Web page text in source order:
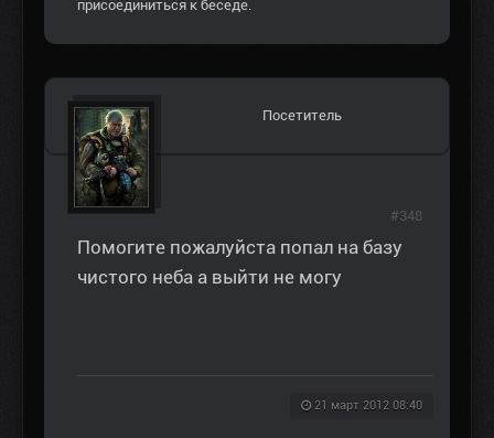
присоединиться к беседе.
Посетитель
Помогите пожалуйста попал на базу
чистого неба а выйти не могу
21 март 2012 08:40
#348